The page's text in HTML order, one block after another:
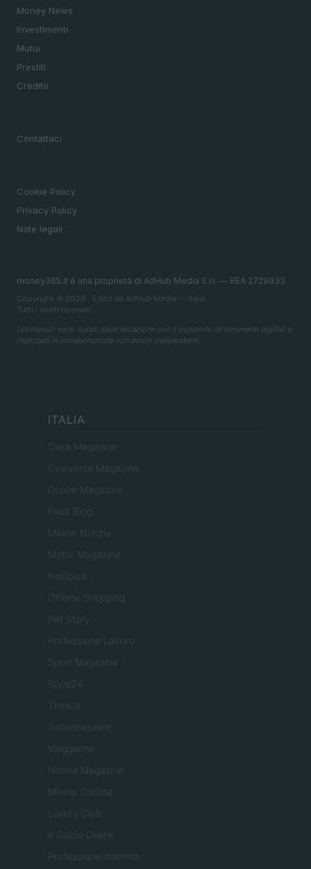
Money News
Investimenti
Mutui
Prestiti
Credito
Contattaci
Cookie Policy
Privacy Policy
Note legali
money365.it è una proprietà di AdHub Media S.r.l. — REA 2729933
Copyright © 2026 · Edito da AdHub Media — Italia
Tutti i diritti riservati
I contenuti sono curati dalla redazione con il supporto di strumenti digitali e
realizzati in collaborazione con autori indipendenti.
ITALIA
Casa Magazine
Cineverse Magazine
Donne Magazine
Food Blog
Milano Notizie
Motor Magazine
Notizie.it
Offerte Shopping
Pet Story
Professione Lavoro
Sport Magazine
Style24
Think.it
Tuobenessere
Viaggiamo
Nonne Magazine
Milano Cortina
Luxury Club
Il Calcio Online
Professione mamma